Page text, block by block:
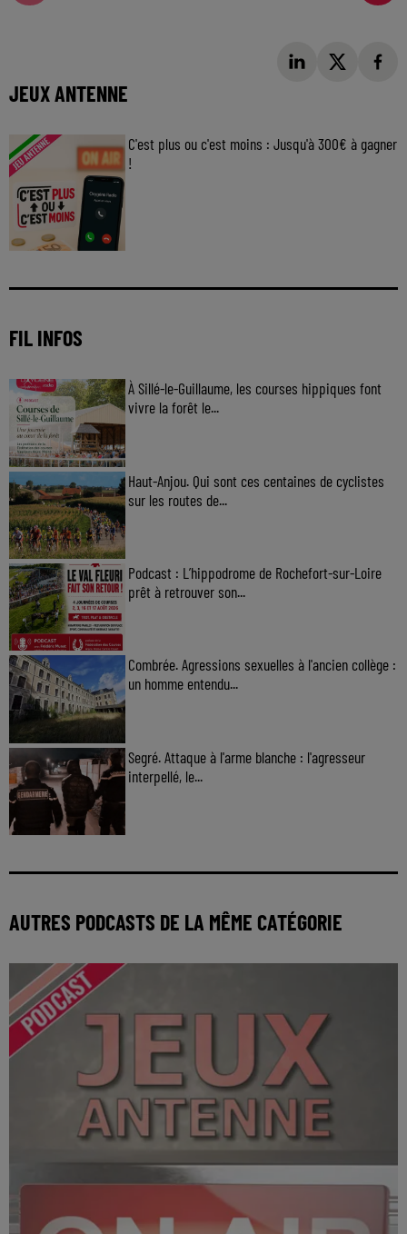
JEUX ANTENNE
C'est plus ou c'est moins : Jusqu'à 300€ à gagner
!
FIL INFOS
À Sillé-le-Guillaume, les courses hippiques font
vivre la forêt le...
Haut-Anjou. Qui sont ces centaines de cyclistes
sur les routes de...
Podcast : L’hippodrome de Rochefort-sur-Loire
prêt à retrouver son...
Combrée. Agressions sexuelles à l'ancien collège :
un homme entendu...
Segré. Attaque à l'arme blanche : l'agresseur
interpellé, le...
AUTRES PODCASTS DE LA MÊME CATÉGORIE